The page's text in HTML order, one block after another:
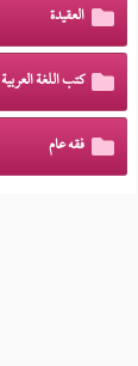
العقيدة
كتب اللغة العربية
فقه عام